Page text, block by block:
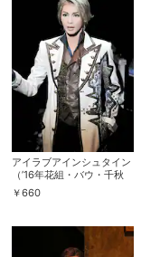
アイラブアインシュタイン
（’16年花組・バウ・千秋
楽）
￥660